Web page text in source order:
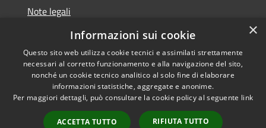
Note legali
Dichiarazione di accessibilità
Accessibilità
Copyright © 2026 • Comune di
Paola • Powered by
Municipium•
Accesso
×
Informazioni sui cookie
Questo sito web utilizza cookie tecnici e assimilati strettamente
necessari al corretto funzionamento e alla navigazione del sito,
nonché un cookie tecnico analitico al solo fine di elaborare
informazioni statistiche, aggregate e anonime.
Per maggiori dettagli, può consultare la cookie policy al seguente link
ACCETTA TUTTO RIFIUTA TUTTO